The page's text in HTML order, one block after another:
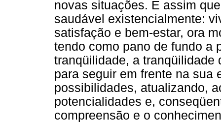
novas situações. É assim
saudável existencialmente:
satisfação e bem-estar, ora
tendo como pano de fundo a
tranqüilidade, a tranqüilidade
para seguir em frente na sua
possibilidades, atualizando,
potencialidades e,
compreensão e o